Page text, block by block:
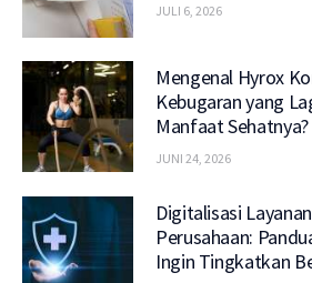
JULI 6, 2026
Mengenal Hyrox
Kebugaran yang
Manfaat Sehatnya?
JUNI 24, 2026
Digitalisasi
Perusahaan:
Ingin Tingkatkan